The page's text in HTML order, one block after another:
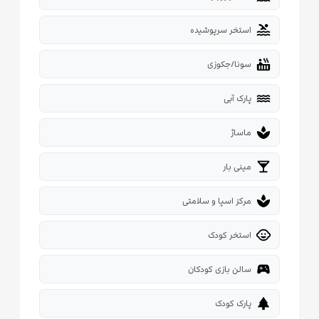
pool استخر سرپوشیده
hot_tub سونا/جکوزی
water پارک آبی
spa ماساژ
local_bar مینی بار
spa مرکز اسپا و سلامتی
child_care استخر کودک
sports_esports سالن بازی کودکان
park پارک کودک